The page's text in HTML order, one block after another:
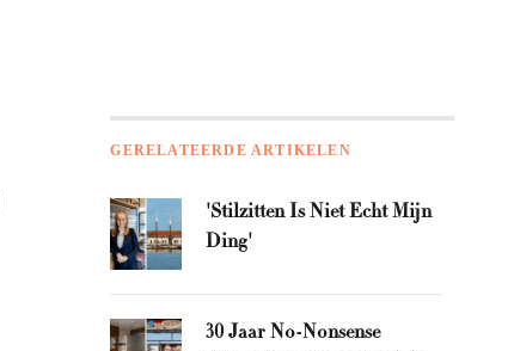
GERELATEERDE ARTIKELEN
'Stilzitten Is Niet Echt Mijn
Ding'
30 Jaar No-Nonsense